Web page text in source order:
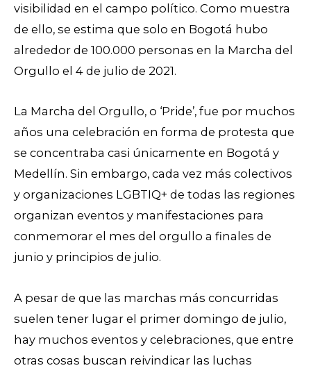
visibilidad en el campo político. Como muestra
de ello, se estima que solo en Bogotá hubo
alrededor de 100.000 personas en la Marcha del
Orgullo el 4 de julio de 2021.
La Marcha del Orgullo, o ‘Pride’, fue por muchos
años una celebración en forma de protesta que
se concentraba casi únicamente en Bogotá y
Medellín. Sin embargo, cada vez más colectivos
y organizaciones LGBTIQ+ de todas las regiones
organizan eventos y manifestaciones para
conmemorar el mes del orgullo a finales de
junio y principios de julio.
A pesar de que las marchas más concurridas
suelen tener lugar el primer domingo de julio,
hay muchos eventos y celebraciones, que entre
otras cosas buscan reivindicar las luchas